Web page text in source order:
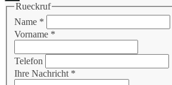
Rueckruf
Name *
Vorname *
Telefon
Ihre Nachricht *